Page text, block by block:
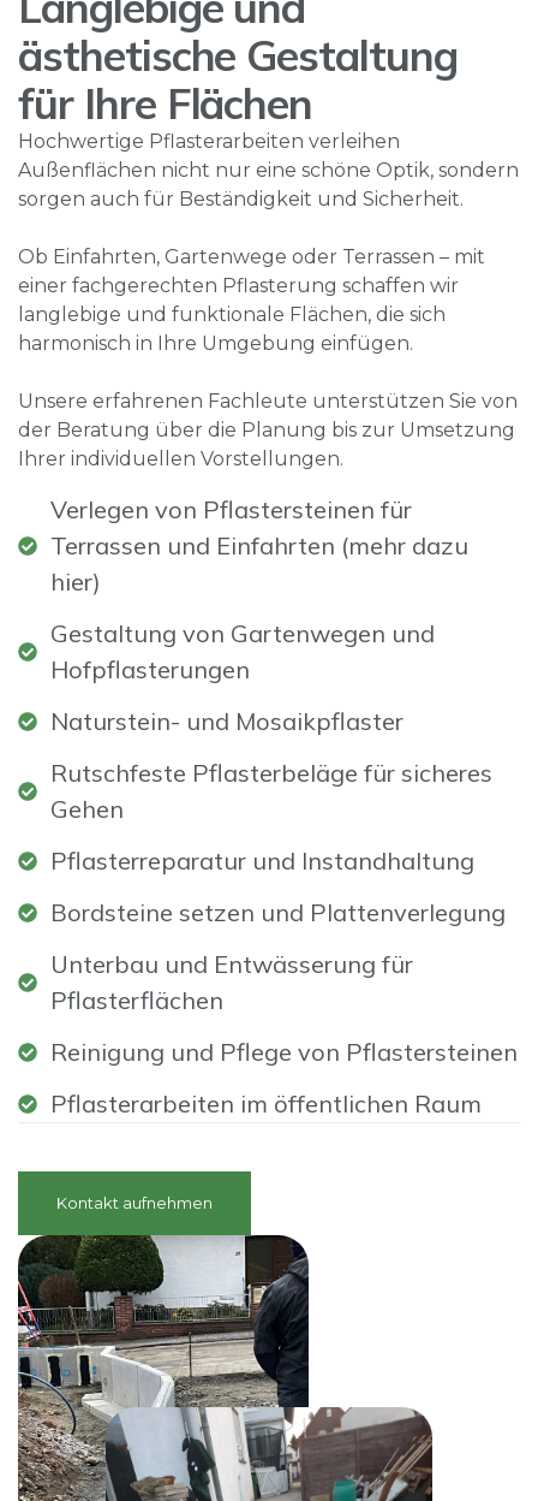
ästhetische Gestaltung
für Ihre Flächen
Hochwertige Pflasterarbeiten verleihen
Außenflächen nicht nur eine schöne Optik, sondern
sorgen auch für Beständigkeit und Sicherheit.
Ob Einfahrten, Gartenwege oder Terrassen – mit
einer fachgerechten Pflasterung schaffen wir
langlebige und funktionale Flächen, die sich
harmonisch in Ihre Umgebung einfügen.
Unsere erfahrenen Fachleute unterstützen Sie von
der Beratung über die Planung bis zur Umsetzung
Ihrer individuellen Vorstellungen.
Verlegen von Pflastersteinen für
Terrassen und Einfahrten (mehr dazu
hier)
Gestaltung von Gartenwegen und
Hofpflasterungen
Naturstein- und Mosaikpflaster
Rutschfeste Pflasterbeläge für sicheres
Gehen
Pflasterreparatur und Instandhaltung
Bordsteine setzen und Plattenverlegung
Unterbau und Entwässerung für
Pflasterflächen
Reinigung und Pflege von Pflastersteinen
Pflasterarbeiten im öffentlichen Raum
Kontakt aufnehmen